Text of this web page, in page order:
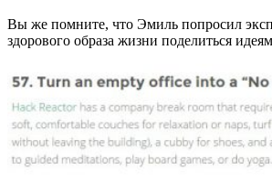
Вы же помните, что Эмиль попросил
здорового образа жизни поделиться